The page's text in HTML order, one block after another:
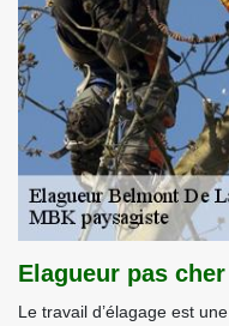
Elagueur pas cher
Le travail d’élagage est